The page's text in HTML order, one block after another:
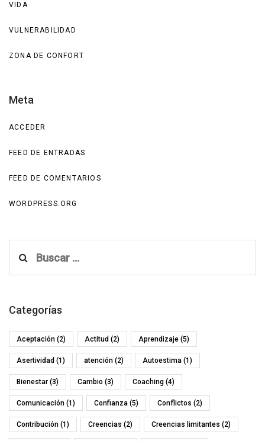
VIDA
VULNERABILIDAD
ZONA DE CONFORT
Meta
ACCEDER
FEED DE ENTRADAS
FEED DE COMENTARIOS
WORDPRESS.ORG
Categorías
Aceptación (2) Actitud (2) Aprendizaje (5)
Asertividad (1) atención (2) Autoestima (1)
Bienestar (3) Cambio (3) Coaching (4)
Comunicación (1) Confianza (5) Conflictos (2)
Contribución (1) Creencias (2) Creencias limitantes (2)